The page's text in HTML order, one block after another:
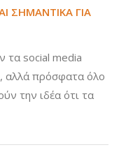
ΣΗΜΑΝΤΙΚΆ ΓΙΑ
τα social media
αλλά πρόσφατα όλο
την ιδέα ότι τα